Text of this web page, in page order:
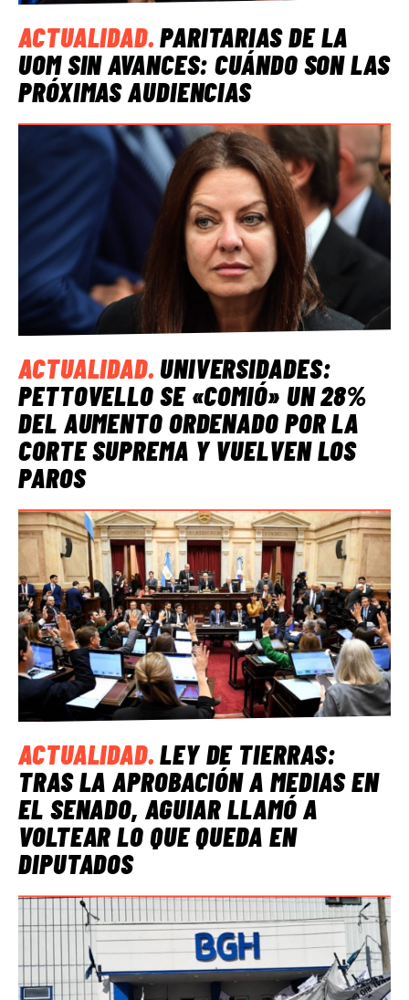
ACTUALIDAD.PARITARIAS DE LA
UOM SIN AVANCES: CUÁNDO SON LAS
PRÓXIMAS AUDIENCIAS
ACTUALIDAD.UNIVERSIDADES:
PETTOVELLO SE «COMIÓ» UN 28%
DEL AUMENTO ORDENADO POR LA
CORTE SUPREMA Y VUELVEN LOS
PAROS
ACTUALIDAD.LEY DE TIERRAS:
TRAS LA APROBACIÓN A MEDIAS EN
EL SENADO, AGUIAR LLAMÓ A
VOLTEAR LO QUE QUEDA EN
DIPUTADOS